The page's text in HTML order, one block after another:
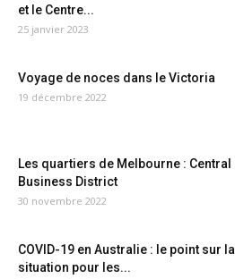
et le Centre...
25 janvier 2023
Voyage de noces dans le Victoria
19 décembre 2022
Les quartiers de Melbourne : Central
Business District
30 novembre 2022
COVID-19 en Australie : le point sur la
situation pour les...